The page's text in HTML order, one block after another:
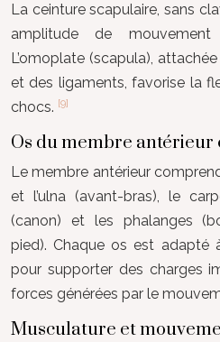
La ceinture scapulaire, sans
amplitude de
L’omoplate (scapula),
et des ligaments, favorise la
chocs. [9]
Os du membre
Le membre antérieur
et l’ulna (avant-bras), le
(canon) et les phalanges
pied). Chaque os est adapté
pour supporter des charges
forces générées par le
Musculature et